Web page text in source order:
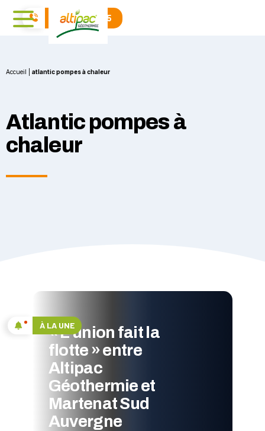
04 71 01 40 15
Accueil atlantic pompes à chaleur
Atlantic pompes à
chaleur
À LA UNE
« L’union fait la
flotte » entre
Altipac
Géothermie et
Martenat Sud
Auvergne